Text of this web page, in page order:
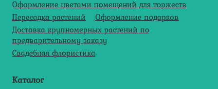
Оформление цветами помещений для торжеств
Пересадка растений
Оформление подарков
Доставка крупномерных растений по
предварительному заказу
Свадебная флористика
Каталог